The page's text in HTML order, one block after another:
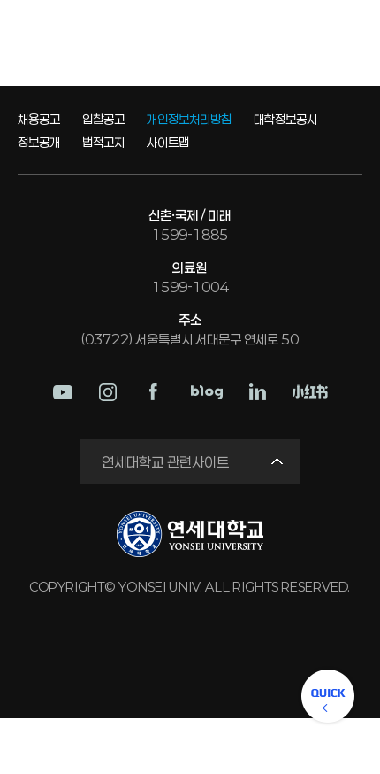
채용공고 입찰공고 개인정보처리방침
대학정보공시
정보공개
법적고지 사이트맵
신촌·국제 / 미래
1599-1885
의료원
1599-1004
주소
(03722) 서울특별시 서대문구 연세로 50
COPYRIGHT© YONSEI UNIV. ALL RIGHTS RESERVED.
연세대학교 관련사이트
학교법인
세브란스병원
강남세브란스병원
용인세브란스병원